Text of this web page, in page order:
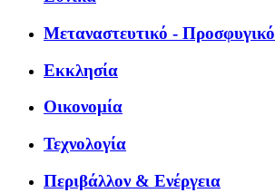
Μεταναστευτικό - Προσφυγικό
Εκκλησία
Οικονομία
Τεχνολογία
Περιβάλλον & Ενέργεια